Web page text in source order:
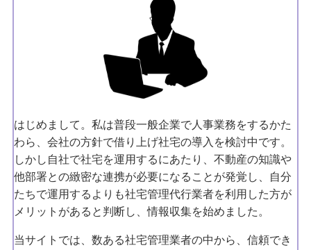
はじめまして。私は普段一般企業で人事業務をするかた
わら、会社の方針で借り上げ社宅の導入を検討中です。
しかし自社で社宅を運用するにあたり、不動産の知識や
他部署との緻密な連携が必要になることが発覚し、自分
たちで運用するよりも社宅管理代行業者を利用した方が
メリットがあると判断し、情報収集を始めました。
当サイトでは、数ある社宅管理業者の中から、信頼でき